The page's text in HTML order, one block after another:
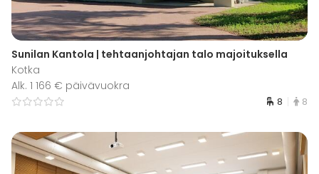
Sunilan Kantola | tehtaanjohtajan talo majoituksella
Kotka
Alk. 1 166 € päivävuokra
8 8